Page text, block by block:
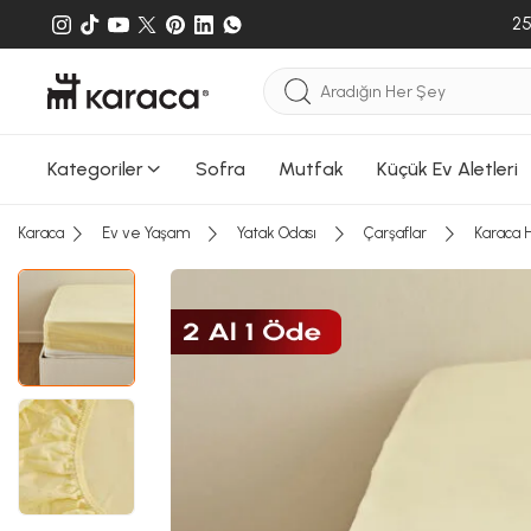
Kategoriler Sofra Mutfak Küçük Ev Aletleri
Sepete
Karaca Ev ve Yaşam Yatak Odası Çarşaflar Karaca